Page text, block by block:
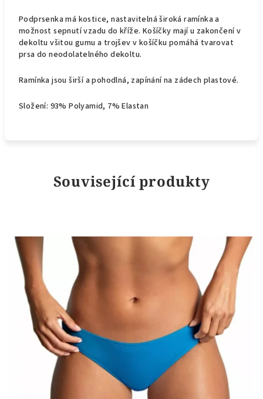
Podprsenka má kostice, nastavitelná široká ramínka a
možnost sepnutí vzadu do kříže. Košíčky mají u zakončení v
dekoltu všitou gumu a trojšev v košíčku pomáhá tvarovat
prsa do neodolatelného dekoltu.
Ramínka jsou širší a pohodlná, zapínání na zádech plastové.
Složení: 93% Polyamid, 7% Elastan
Související produkty